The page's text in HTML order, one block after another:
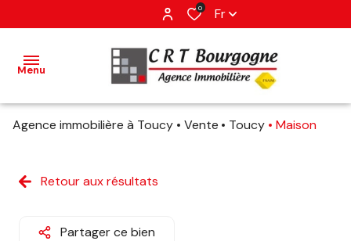
0 Fr
Menu
ventes
Agence immobilière à Toucy Vente Toucy Maison
Retour aux résultats
Partager ce bien